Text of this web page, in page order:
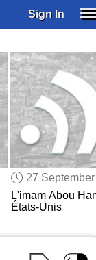
Sign In
27
L'imam Abou
États-Unis